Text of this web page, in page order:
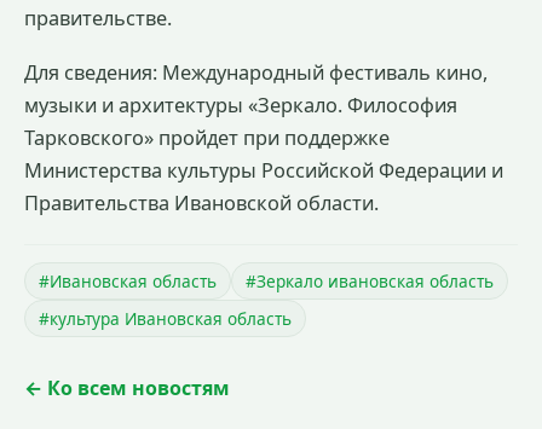
правительстве.
Для сведения: Международный фестиваль кино,
музыки и архитектуры «Зеркало. Философия
Тарковского» пройдет при поддержке
Министерства культуры Российской Федерации и
Правительства Ивановской области.
#Ивановская область
#Зеркало ивановская область
#культура Ивановская область
← Ко всем новостям